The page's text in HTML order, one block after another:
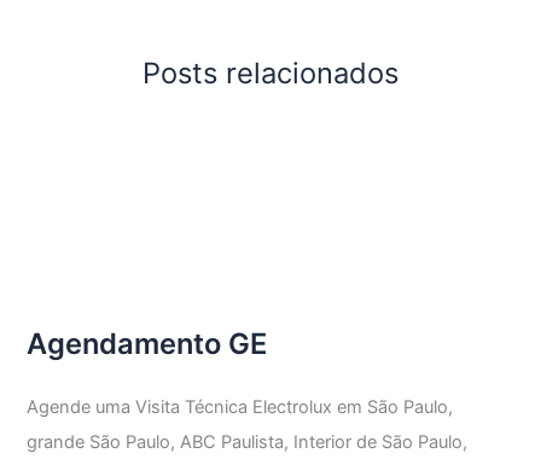
Posts relacionados
Agendamento GE
Agende uma Visita Técnica Electrolux em São Paulo,
grande São Paulo, ABC Paulista, Interior de São Paulo,